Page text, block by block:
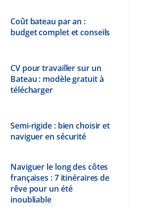
Coût bateau par an :
budget complet et conseils
CV pour travailler sur un
Bateau : modèle gratuit à
télécharger
Semi-rigide : bien choisir et
naviguer en sécurité
Naviguer le long des côtes
françaises : 7 itinéraires de
rêve pour un été
inoubliable